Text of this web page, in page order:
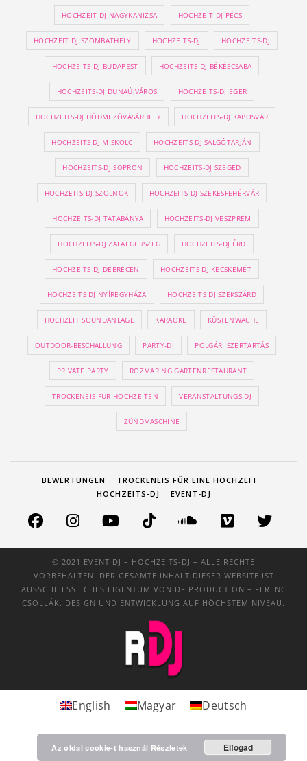
HOCHZEIT DJ NAGYKANIZSA HOCHZEIT DJ PÉCS
HOCHZEIT DJ SZOMBATHELY HOCHZEITS-DJ HOCHZEITS-DJ
HOCHZEITS-DJ BUDAPEST HOCHZEITS-DJ BÉKÉSCSABA
HOCHZEITS-DJ DUNAÚJVÁROS HOCHZEITS-DJ EGER
HOCHZEITS-DJ HÓDMEZŐVÁSÁRHELY HOCHZEITS-DJ KAPOSVÁR
HOCHZEITS-DJ MISKOLC HOCHZEITS-DJ SALGÓTARJÁN
HOCHZEITS-DJ SOPRON HOCHZEITS-DJ SZEGED
HOCHZEITS-DJ SZOLNOK HOCHZEITS-DJ SZÉKESFEHÉRVÁR
HOCHZEITS-DJ TATABÁNYA HOCHZEITS-DJ VESZPRÉM
HOCHZEITS-DJ ZALAEGERSZEG HOCHZEITS-DJ ÉRD
HOCHZEITS DJ DEBRECEN HOCHZEITS DJ KECSKEMÉT
HOCHZEITS DJ NYÍREGYHÁZA HOCHZEITS DJ SZEKSZÁRD
HOCHZEIT SOUNDANLAGE KARAOKE KÜSTENWACHE
OUTDOOR-BESCHALLUNG PARTY-DJ POLGÁRI SZERTARTÁS
PRIVATE PARTY ROZMARING GARTENRESTAURANT
TROCKENEIS FÜR HOCHZEITEN VERANSTALTUNGS-DJ
ZÜNDMASCHINE
BEWERTUNGEN
TROCKENEIS FÜR EINE HOCHZEIT
HOCHZEITS-DJ
EVENT-DJ
© 2021 EVENT DJ – HOCHZEITS-DJ – ALLE RECHTE
VORBEHALTEN! DER GESAMTE INHALT DIESER WEBSITE IST
AUSSCHLIESSLICHES EIGENTUM VON DF PRODUCTION – FERENC
CSOLLÁK. DESIGN UND ENTWICKLUNG AUF HÖCHSTEM NIVEAU.
English Magyar Deutsch
Az oldal cookie-t használ Részletek Elfogad
Megbízható Oldal